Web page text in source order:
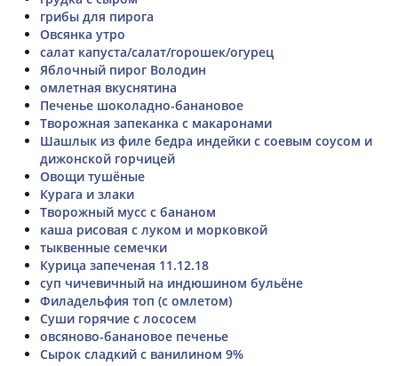
грибы для пирога
Овсянка утро
салат капуста/салат/горошек/огурец
Яблочный пирог Володин
омлетная вкуснятина
Печенье шоколадно-банановое
Творожная запеканка с макаронами
Шашлык из филе бедра индейки с соевым соусом и
дижонской горчицей
Овощи тушёные
Курага и злаки
Творожный мусс с бананом
каша рисовая с луком и морковкой
тыквенные семечки
Курица запеченая 11.12.18
суп чичевичный на индюшином бульёне
Филадельфия топ (с омлетом)
Суши горячие с лососем
овсяново-банановое печенье
Сырок сладкий с ванилином 9%